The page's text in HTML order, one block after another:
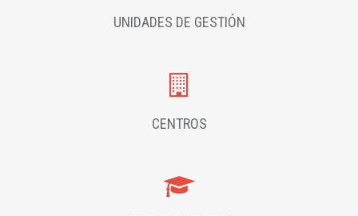
UNIDADES DE GESTIÓN
CENTROS